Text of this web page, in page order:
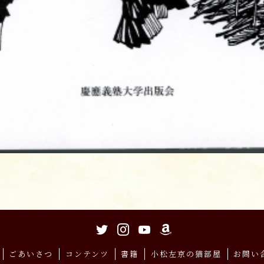
ごあいさつ コンテンツ 書籍 小松左京の猫部屋 お問い